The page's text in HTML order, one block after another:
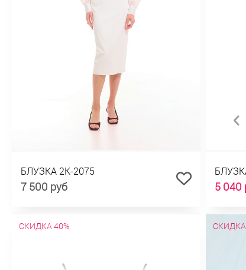
БЛУЗКА 2К-2075
7 500 руб 5 040
СКИДКА 40% СКИДКА